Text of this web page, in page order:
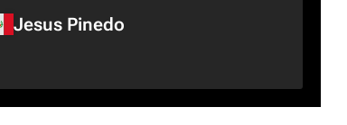
Jesus Pinedo